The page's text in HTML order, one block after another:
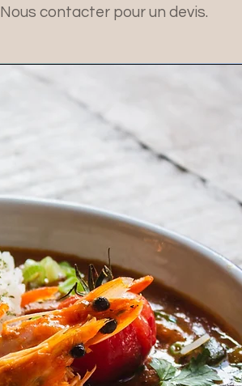
contacter pour un devis.